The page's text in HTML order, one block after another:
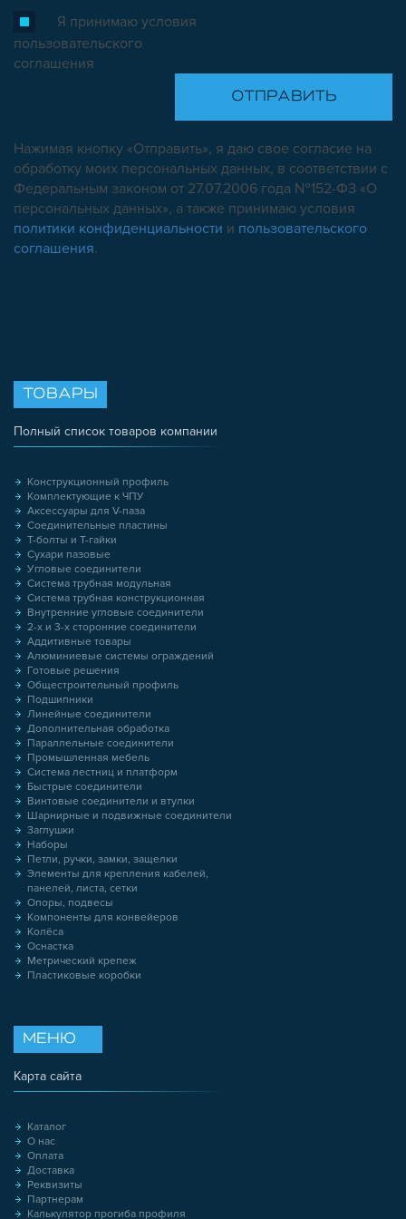
Я принимаю условия
пользовательского
соглашения
Нажимая кнопку «Отправить», я даю свое согласие на
обработку моих персональных данных, в соответствии с
Федеральным законом от 27.07.2006 года №152-ФЗ «О
персональных данных», а также принимаю условия
политики конфиденциальности и пользовательского
соглашения.
ТОВАРЫ
Полный список товаров компании
Конструкционный профиль
Комплектующие к ЧПУ
Аксессуары для V-паза
Соединительные пластины
Т-болты и Т-гайки
Сухари пазовые
Угловые соединители
Система трубная модульная
Система трубная конструкционная
Внутренние угловые соединители
2-х и 3-х сторонние соединители
Аддитивные товары
Алюминиевые системы ограждений
Готовые решения
Общестроительный профиль
Подшипники
Линейные соединители
Дополнительная обработка
Параллельные соединители
Промышленная мебель
Система лестниц и платформ
Быстрые соединители
Винтовые соединители и втулки
Шарнирные и подвижные соединители
Заглушки
Наборы
Петли, ручки, замки, защелки
Элементы для крепления кабелей,
панелей, листа, сетки
Опоры, подвесы
Компоненты для конвейеров
Колёса
Оснастка
Метрический крепеж
Пластиковые коробки
МЕНЮ
Карта сайта
Каталог
О нас
Оплата
Доставка
Реквизиты
Партнерам
Калькулятор прогиба профиля